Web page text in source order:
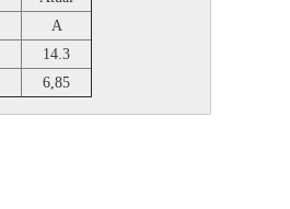
A
14.3
6,85